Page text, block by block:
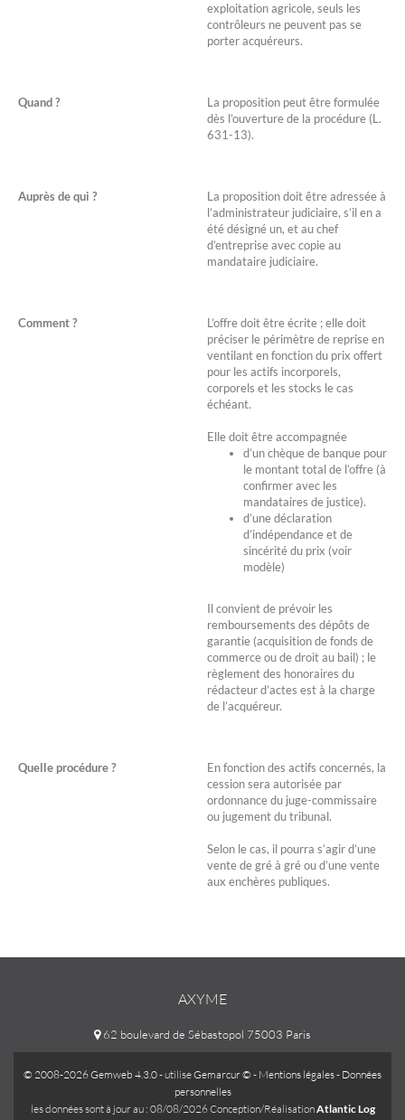
exploitation agricole, seuls les
contrôleurs ne peuvent pas se
porter acquéreurs.
Quand ?
La proposition peut être formulée
dès l’ouverture de la procédure (L.
631-13).
Auprès de qui ?
La proposition doit être adressée à
l’administrateur judiciaire, s’il en a
été désigné un, et au chef
d’entreprise avec copie au
mandataire judiciaire.
Comment ?
L’offre doit être écrite ; elle doit
préciser le périmètre de reprise en
ventilant en fonction du prix offert
pour les actifs incorporels,
corporels et les stocks le cas
échéant.
Elle doit être accompagnée
d’un chèque de banque pour
le montant total de l’offre (à
confirmer avec les
mandataires de justice).
d’une déclaration
d’indépendance et de
sincérité du prix (voir
modèle)
Il convient de prévoir les
remboursements des dépôts de
garantie (acquisition de fonds de
commerce ou de droit au bail) ; le
règlement des honoraires du
rédacteur d’actes est à la charge
de l’acquéreur.
Quelle procédure ?
En fonction des actifs concernés, la
cession sera autorisée par
ordonnance du juge-commissaire
ou jugement du tribunal.
Selon le cas, il pourra s’agir d’une
vente de gré à gré ou d’une vente
aux enchères publiques.
AXYME
62 boulevard de Sébastopol 75003 Paris
© 2008-2026 Gemweb 4.3.0- utiliseGemarcur © - Mentions légales- Données
personnelles
les données sont à jour au : 08/08/2026 Conception/RéalisationAtlantic Log